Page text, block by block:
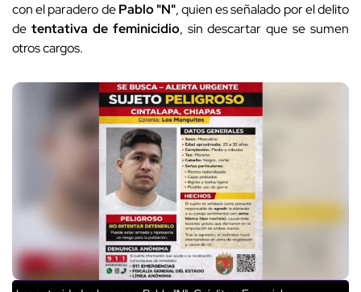
con el paradero dePablo "N", quien es señalado por el delito
de tentativa de feminicidio, sin descartar que se sumen
otros cargos.